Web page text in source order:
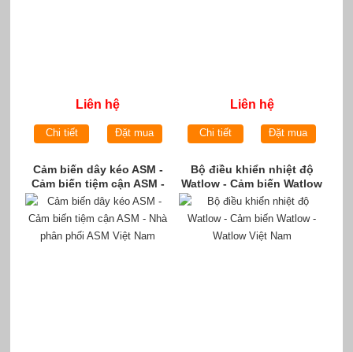
Liên hệ
Chi tiết Đặt mua
Liên hệ
Chi tiết Đặt mua
Cảm biến dây kéo ASM -
Cảm biến tiệm cận ASM -
Nhà phân phối ASM Việt
Nam
Bộ điều khiển nhiệt độ
Watlow - Cảm biến Watlow
- Watlow Việt Nam